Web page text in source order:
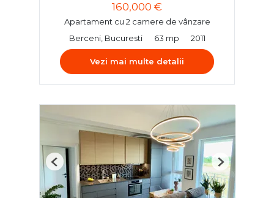
160,000 €
Apartament cu 2 camere de vânzare
Berceni, Bucuresti
63 mp 2011
Vezi mai multe detalii
Previous Next